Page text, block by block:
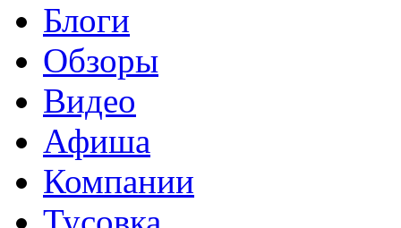
Блоги
Обзоры
Видео
Афиша
Компании